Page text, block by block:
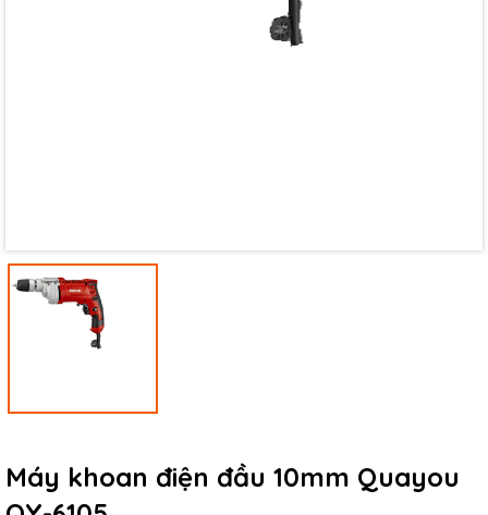
Máy khoan điện đầu 10mm Quayou